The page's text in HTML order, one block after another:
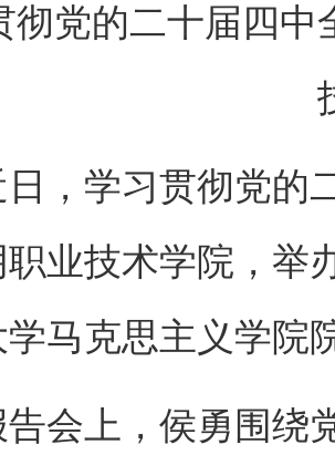
彻党的二十届四
学习贯彻党的二
业技术学院，举
马克思主义学院
上，侯勇围绕党